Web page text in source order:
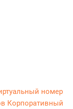
номер
Корпоративный